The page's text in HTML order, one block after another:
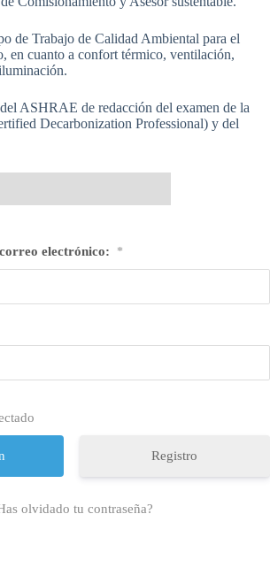
de Trabajo de Calidad Ambiental para el
en cuanto a confort térmico, ventilación,
ASHRAE de redacción del examen de la
Decarbonization Professional) y del
electrónico: *
Registro
olvidado tu contraseña?